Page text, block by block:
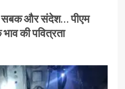
सबक और संदेश… पीएम
भाव की पवित्रता